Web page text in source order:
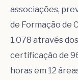
associações,
de Formação de
1.078 através
certificação de
horas em 12